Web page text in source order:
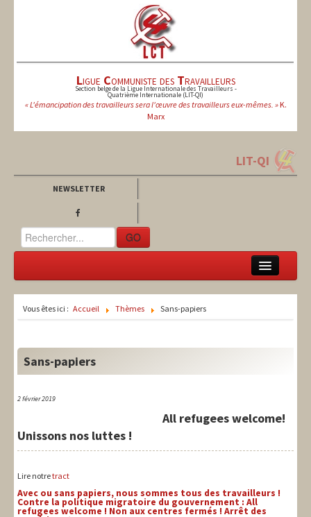
Ligue Communiste des Travailleurs
Section belge de la Ligue Internationale des Travailleurs -
Quatrième Internationale (LIT-QI)
« L'émancipation des travailleurs sera l'œuvre des travailleurs eux-mêmes. »K.
Marx
LIT-QI
NEWSLETTER
GO
Europe
Thèmes
Vous êtes ici : Accueil Thèmes Sans-papiers
Sans-papiers
2 février 2019
All refugees welcome!
Unissons nos luttes !
Lire notretract
Avec ou sans papiers, nous sommes tous des travailleurs !
Contre la politique migratoire du gouvernement : All
refugees welcome ! Non aux centres fermés ! Arrêt des